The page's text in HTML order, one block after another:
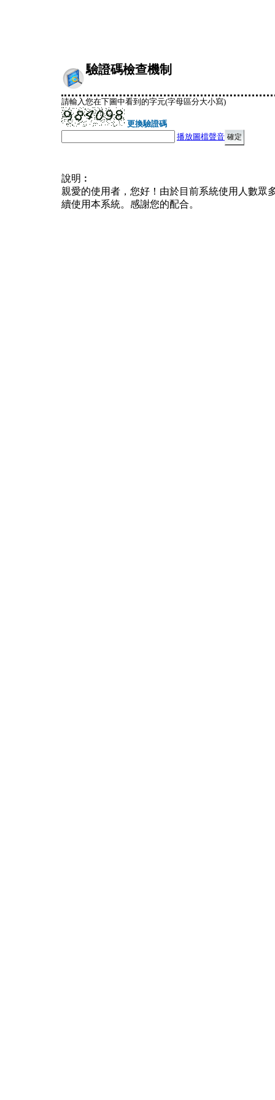
驗證碼檢查機制
請輸入您在下圖中看到的字元(字母區分大小寫)
更換驗證碼
播放圖檔聲音
說明︰
親愛的使用者，您好！由於目前系統使用人數眾
續使用本系統。感謝您的配合。